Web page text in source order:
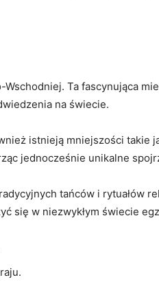
Ta fascynująca
na ‌świecie.
istnieją mniejszości​ takie
⁤jednocześnie unikalne
‍tańców ⁤i rytuałów
się w niezwykłym świecie